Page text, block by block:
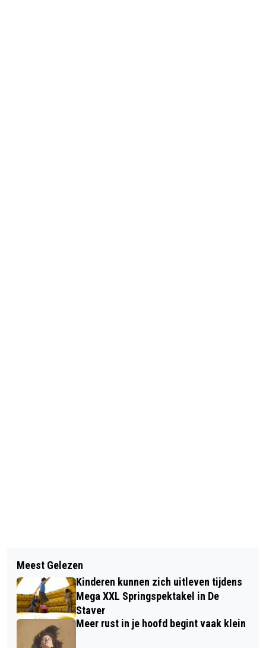
GOEDEMORGEN, HET IS VANDAAG
MAANDAG 9 FEBRUARI
RIJBEWIJS VERLENGEN? KEURING IN
MIDDELHARNIS
Meest Gelezen
Kinderen kunnen zich uitleven tijdens
Mega XXL Springspektakel in De
Staver
Meer rust in je hoofd begint vaak klein